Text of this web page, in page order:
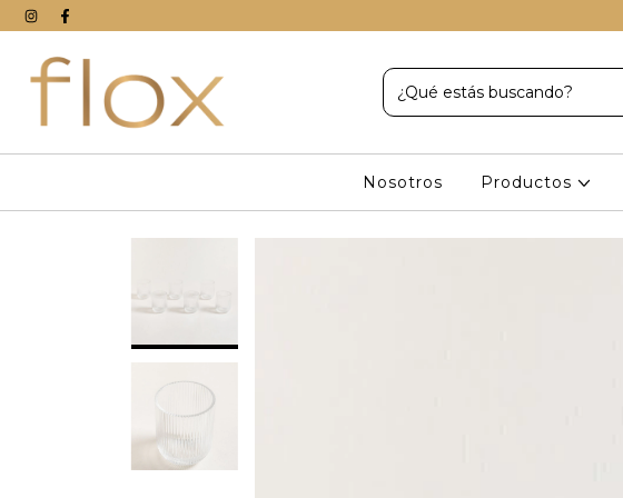
Nosotros Productos